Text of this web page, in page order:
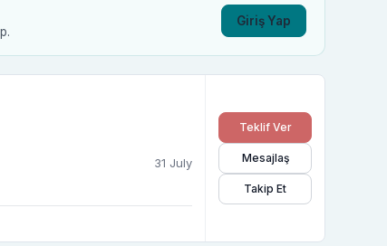
Giriş Yap
31 July
Teklif Ver
Mesajlaş
Takip Et